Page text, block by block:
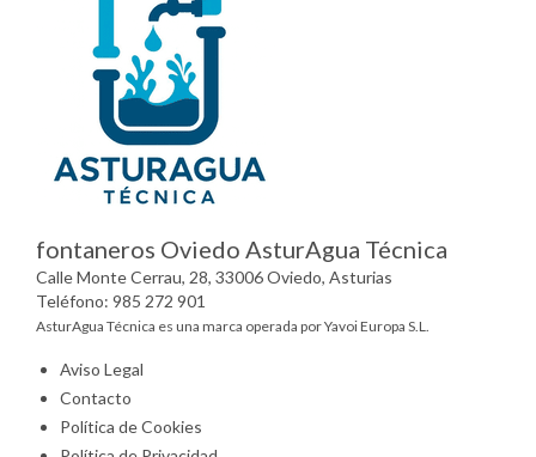
fontaneros Oviedo AsturAgua Técnica
Calle Monte Cerrau, 28, 33006 Oviedo, Asturias
Teléfono: 985 272 901
AsturAgua Técnica es una marca operada por Yavoi Europa S.L.
Aviso Legal
Contacto
Política de Cookies